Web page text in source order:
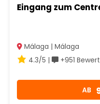
Eingang zum
Málaga | Málaga
4.3/5 |
+951
AB